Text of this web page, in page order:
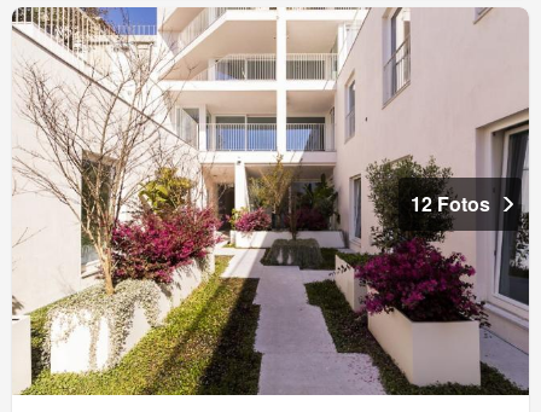
12 Fotos